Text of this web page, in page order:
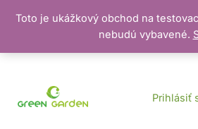
Toto je ukážkový obchod na
nebudú vybavené.
Prihlásiť